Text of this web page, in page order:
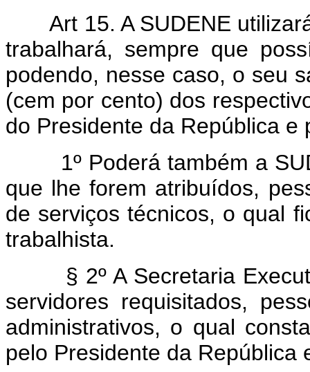
Art 15. A SUDENE
trabalhará, sempre que
podendo, nesse caso, o seu
(cem por cento) dos
do Presidente da República e
1º Poderá também a
que lhe forem atribuídos,
de serviços técnicos, o qual
trabalhista.
§ 2º A Secretaria
servidores requisitados,
administrativos, o qual
pelo Presidente da República